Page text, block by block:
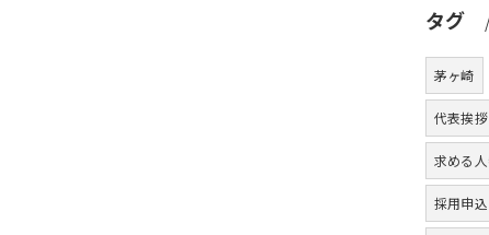
タグ
茅ヶ崎
代表挨拶
求める
採用申込